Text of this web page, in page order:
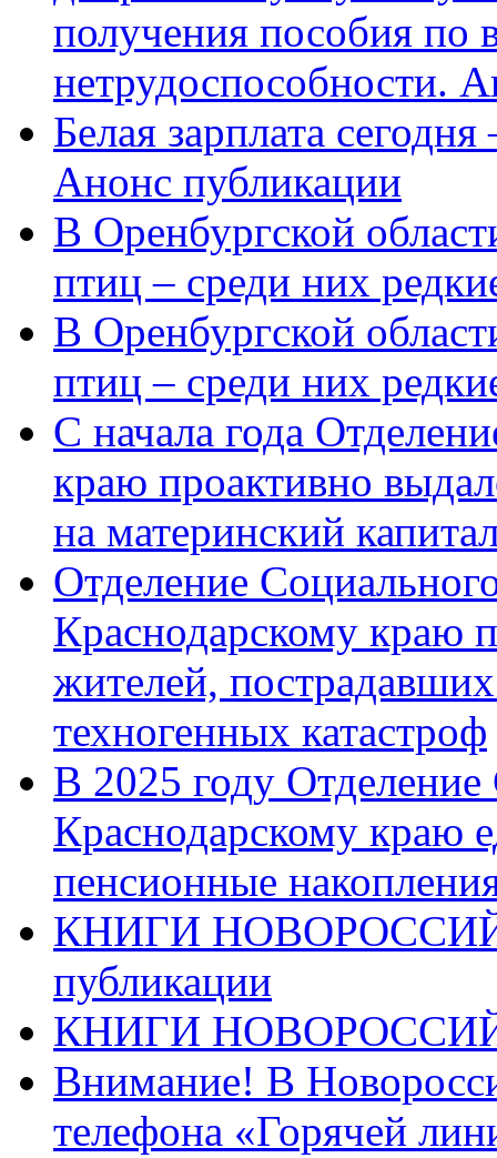
получения пособия по
нетрудоспособности.
Белая зарплата
Анонс публикации
В Оренбургской
птиц – среди них
В Оренбургской
птиц – среди них
С начала года
краю проактивно
на материнский
Отделение
Краснодарскому краю
жителей,
техногенных катастроф
В 2025 году
Краснодарскому краю
пенсионные
КНИГИ
публикации
КНИГИ
Внимание! В
телефона «Горячей